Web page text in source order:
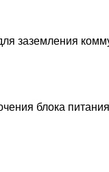
заземления
блока